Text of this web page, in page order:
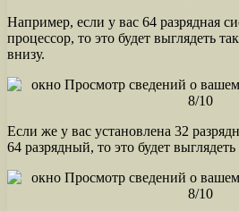
Например, если у вас 64 разрядная
процессор, то это будет выглядеть
внизу.
Если же у вас установлена 32
64 разрядный, то это будет выглядеть